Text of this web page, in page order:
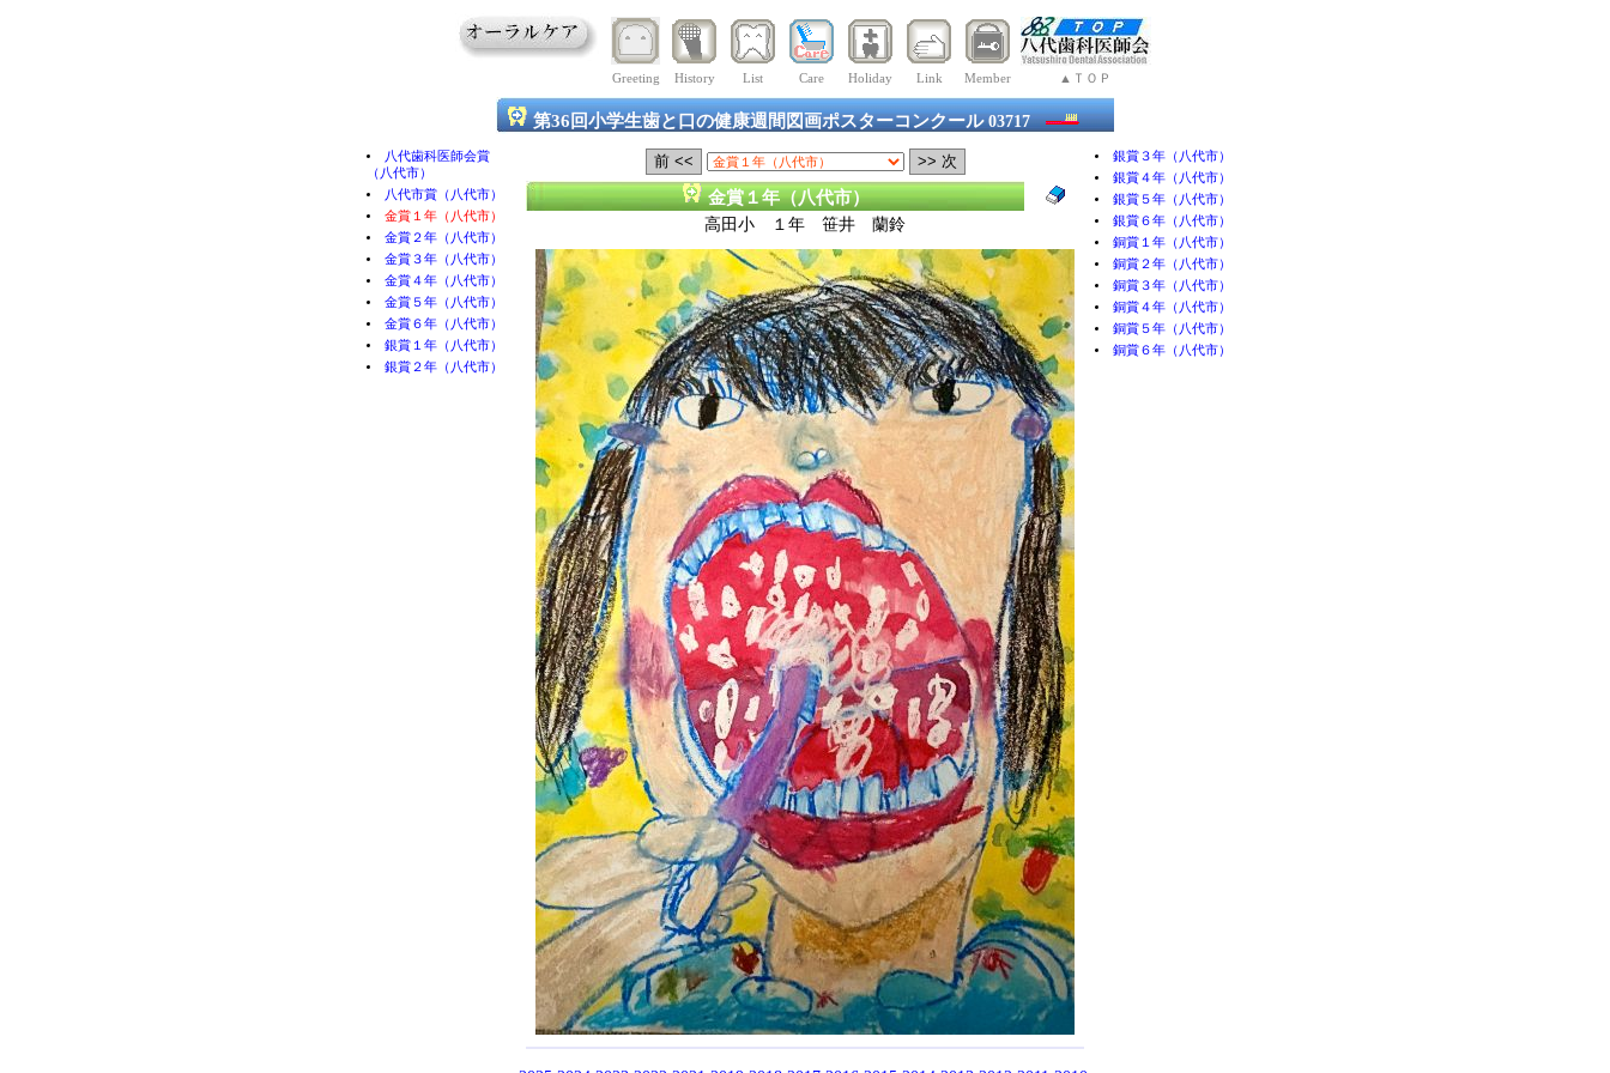
Greeting History List Care Holiday Link Member ▲ＴＯＰ
第36回小学生歯と口の健康週間図画ポスターコンクール 03717
八代歯科医師会賞
（八代市）
八代市賞（八代市）
金賞１年（八代市）
金賞２年（八代市）
金賞３年（八代市）
金賞４年（八代市）
金賞５年（八代市）
金賞６年（八代市）
銀賞１年（八代市）
銀賞２年（八代市）
金賞１年（八代市）
高田小 １年 笹井 蘭鈴
銀賞３年（八代市）
銀賞４年（八代市）
銀賞５年（八代市）
銀賞６年（八代市）
銅賞１年（八代市）
銅賞２年（八代市）
銅賞３年（八代市）
銅賞４年（八代市）
銅賞５年（八代市）
銅賞６年（八代市）